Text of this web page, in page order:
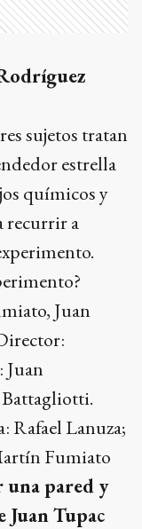
sujetos tratan
estrella
químicos y
recurrir a
Juan
Juan
Rafael Lanuza;
Fumiato
una pared y
Juan Tupac